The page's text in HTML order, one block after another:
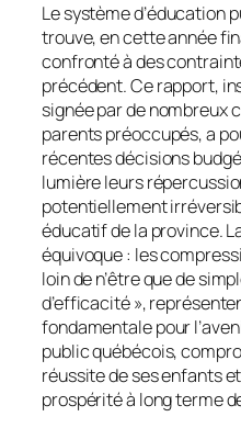
Le système d’éducation
trouve, en cette année
confronté à des
précédent. Ce rapport,
signée par de nombreux
parents préoccupés, a
récentes décisions
lumière leurs
potentiellement
éducatif de la province.
équivoque : les
loin de n’être que de
d’efficacité »,
fondamentale pour
public québécois,
réussite de ses enfants
prospérité à long terme